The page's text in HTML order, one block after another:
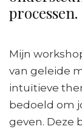
processen.
Mijn
van geleide
intuïtieve
bedoeld om
geven. Deze